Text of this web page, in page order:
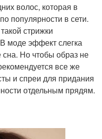
волос, которая в
популярности в сети.
стрижки
моде эффект слегка
сна. Но чтобы образ не
все же
и спреи для придания
отдельным прядям.